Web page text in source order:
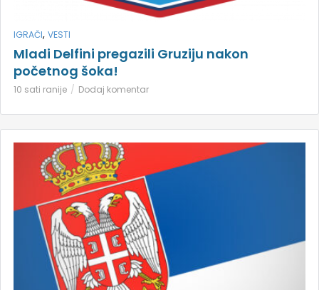
IGRAČI, VESTI
Mladi Delfini pregazili Gruziju nakon
početnog šoka!
10 sati ranije Dodaj komentar